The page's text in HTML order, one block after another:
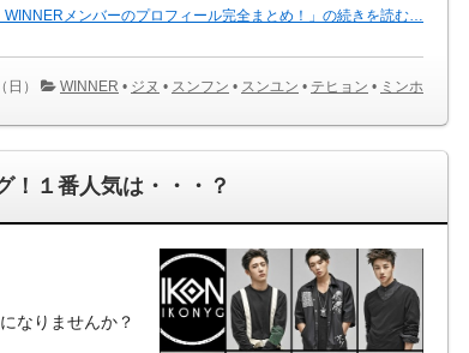
WINNERメンバーのプロフィール完全まとめ！」の続きを読む…
） WINNER • ジヌ • スンフン • スンユン • テヒョン • ミンホ
！１番人気は・・・？
なりませんか？